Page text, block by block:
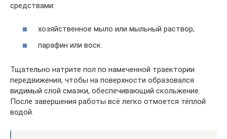
средствами:
хозяйственное мыло или мыльный раствор;
парафин или воск.
Тщательно натрите пол по намеченной траектории
передвижения, чтобы на поверхности образовался
видимый слой смазки, обеспечивающий скольжение.
После завершения работы всё легко отмоется тёплой
водой.